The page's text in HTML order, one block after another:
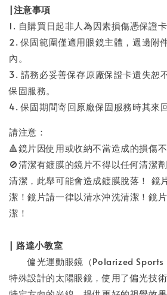
|注意事項
1. 自購買日起非人為因素損傷憑保證
2. 保固範圍僅適用眼鏡主體，週邊附
內。
3. 請務必妥善保存原廠保證卡遺失恕
保固服務。
4. 保固期間寄回原廠保固服務時其來
請注意：
🔺鏡片因使用或收納不當造成的損傷
🚫清潔有鍍膜的鏡片不得以任何清潔
清潔，此舉可能會造成鍍膜脫落！ 鏡
潔！鏡片請一律以清水沖洗清潔！鏡
潔！
| 路達小教室
偏光運動眼鏡（Polarized Sports
特殊設計的太陽眼鏡，使用了偏光技